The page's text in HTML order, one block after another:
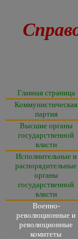
Главная страница
Коммунистическая
партия
Высшие органы
государственной
власти
Исполнительные и
распорядительные
органы
государственной
власти
Военно-
революционные и
революционные
комитеты